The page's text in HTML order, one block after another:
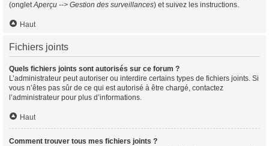
(ongletAperçu --> Gestion des surveillances) et suivez les instructions.
Haut
Fichiers joints
Quels fichiers joints sont autorisés sur ce forum ?
L’administrateur peut autoriser ou interdire certains types de fichiers joints. Si
vous n’êtes pas sûr de ce qui est autorisé à être chargé, contactez
l’administrateur pour plus d’informations.
Haut
Comment trouver tous mes fichiers joints ?